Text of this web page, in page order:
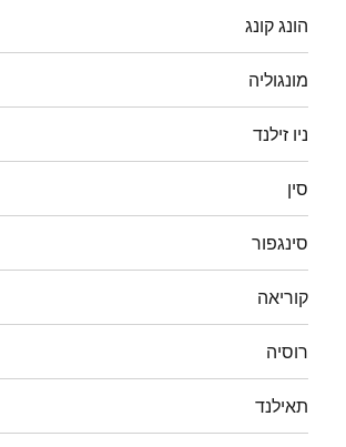
הונג קונג
מונגוליה
ניו זילנד
סין
סינגפור
קוריאה
רוסיה
תאילנד